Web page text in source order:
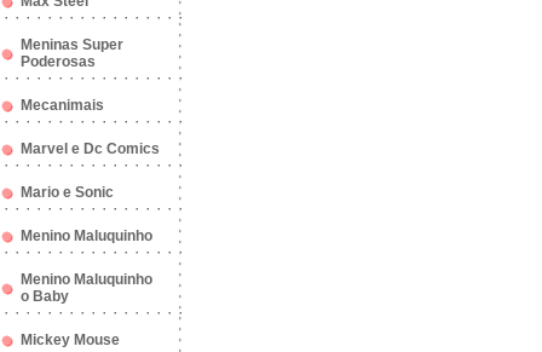
Meninas Super
Poderosas
Mecanimais
Marvel e Dc Comics
Mario e Sonic
Menino Maluquinho
Menino Maluquinho
o Baby
Mickey Mouse